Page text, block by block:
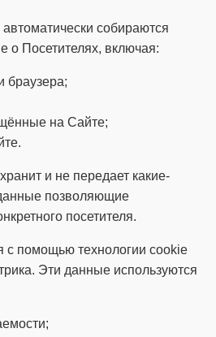
собираются
о Посетителях, включая:
браузера;
на Сайте;
и не передает какие-
позволяющие
посетителя.
с помощью технологии cookie
Эти данные используются